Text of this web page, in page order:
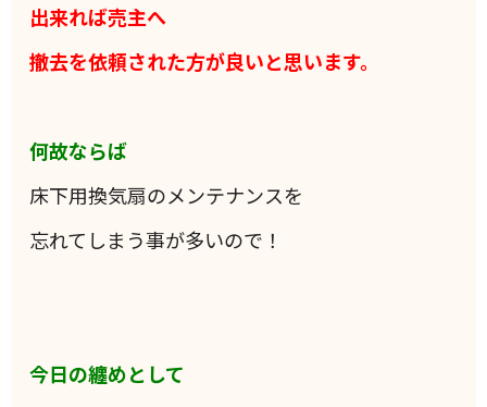
出来れば売主へ
撤去を依頼された方が良いと思います。
何故ならば
床下用換気扇のメンテナンスを
忘れてしまう事が多いので！
今日の纏めとして